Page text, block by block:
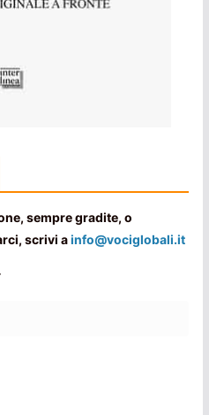
sempre gradite, o
scrivi ainfo@vociglobali.it